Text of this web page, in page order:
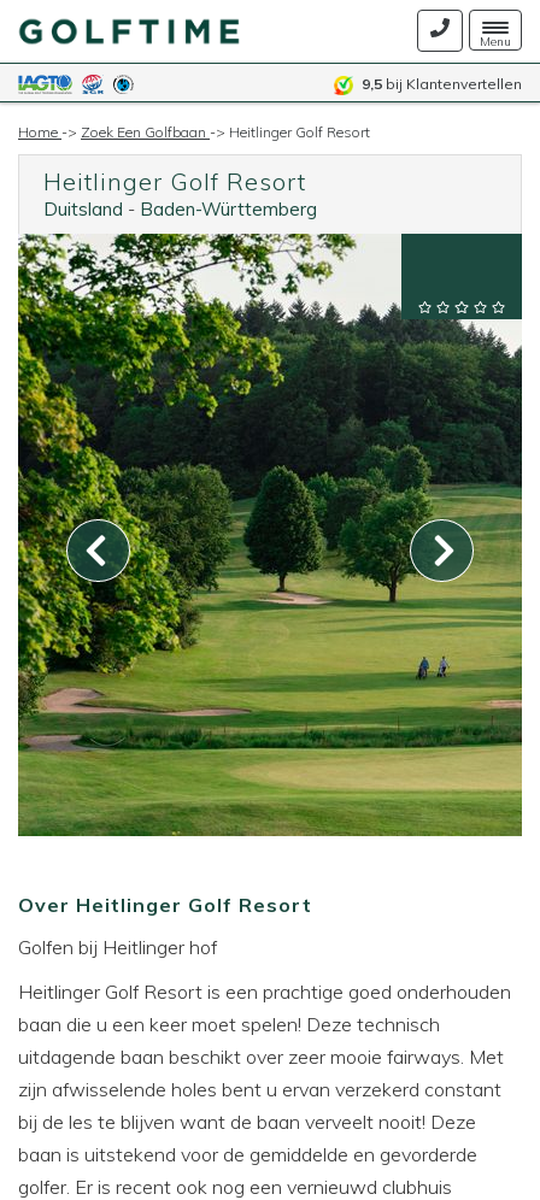
Menu
9,5 bij Klantenvertellen
Home -> Zoek Een Golfbaan -> Heitlinger Golf Resort
Heitlinger Golf Resort
Duitsland - Baden-Württemberg
Over Heitlinger Golf Resort
Golfen bij Heitlinger hof
Heitlinger Golf Resort is een prachtige goed onderhouden
baan die u een keer moet spelen! Deze technisch
uitdagende baan beschikt over zeer mooie fairways. Met
zijn afwisselende holes bent u ervan verzekerd constant
bij de les te blijven want de baan verveelt nooit! Deze
baan is uitstekend voor de gemiddelde en gevorderde
golfer. Er is recent ook nog een vernieuwd clubhuis